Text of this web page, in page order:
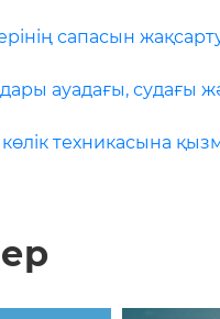
сапасын
ауадағы, судағы
техникасына